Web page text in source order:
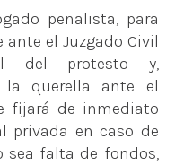
penalista, para
el Juzgado Civil
del protesto y,
la querella ante el
fijará de inmediato
privada en caso de
sea falta de fondos,